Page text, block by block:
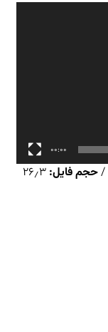
00:00
حجم فایل: ۲۶٫۳